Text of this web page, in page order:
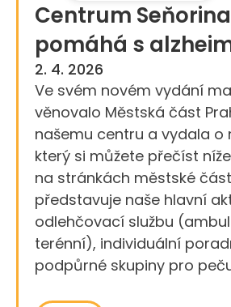
Centrum Seňorina
pomáhá s
2. 4. 2026
Ve svém novém vydání
věnovalo Městská část
našemu centru a vydala o
který si můžete přečíst
na stránkách městské
představuje naše hlavní
odlehčovací službu
terénní), individuální
podpůrné skupiny pro